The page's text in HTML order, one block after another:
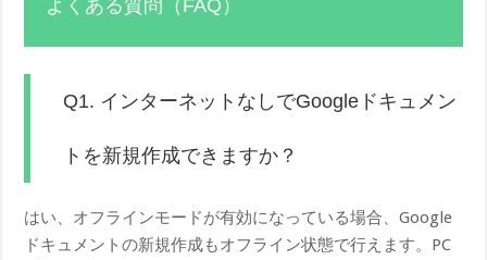
よくある質問（FAQ）
Q1. インターネットなしでGoogleドキュメン
トを新規作成できますか？
はい、オフラインモードが有効になっている場合、Google
ドキュメントの新規作成もオフライン状態で行えます。PC